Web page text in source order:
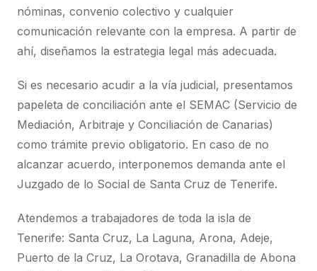
nóminas, convenio colectivo y cualquier
comunicación relevante con la empresa. A partir de
ahí, diseñamos la estrategia legal más adecuada.
Si es necesario acudir a la vía judicial, presentamos
papeleta de conciliación ante el SEMAC (Servicio de
Mediación, Arbitraje y Conciliación de Canarias)
como trámite previo obligatorio. En caso de no
alcanzar acuerdo, interponemos demanda ante el
Juzgado de lo Social de Santa Cruz de Tenerife.
Atendemos a trabajadores de toda la isla de
Tenerife: Santa Cruz, La Laguna, Arona, Adeje,
Puerto de la Cruz, La Orotava, Granadilla de Abona